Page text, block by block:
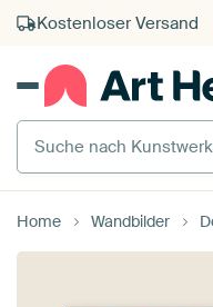
Kauf auf Rechnung
Individueller Druck
Suche nach
Home Wandbilder